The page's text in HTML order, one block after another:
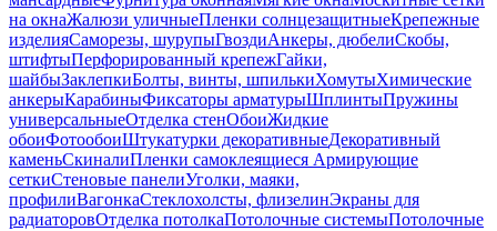
на окнаЖалюзи уличныеПленки солнцезащитныеКрепежные
изделияСаморезы, шурупыГвоздиАнкеры, дюбелиСкобы,
штифтыПерфорированный крепежГайки,
шайбыЗаклепкиБолты, винты, шпилькиХомутыХимические
анкерыКарабиныФиксаторы арматурыШплинтыПружины
универсальныеОтделка стенОбоиЖидкие
обоиФотообоиШтукатурки декоративныеДекоративный
каменьСкиналиПленки самоклеящиеся Армирующие
сеткиСтеновые панелиУголки, маяки,
профилиВагонкаСтеклохолсты, флизелинЭкраны для
радиаторовОтделка потолкаПотолочные системыПотолочные